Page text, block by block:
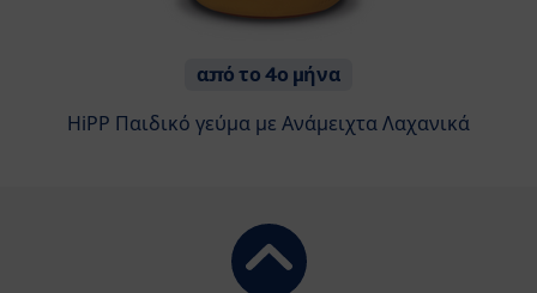
από το 4ο μήνα
HiPP Παιδικό γεύμα με Ανάμειχτα Λαχανικά